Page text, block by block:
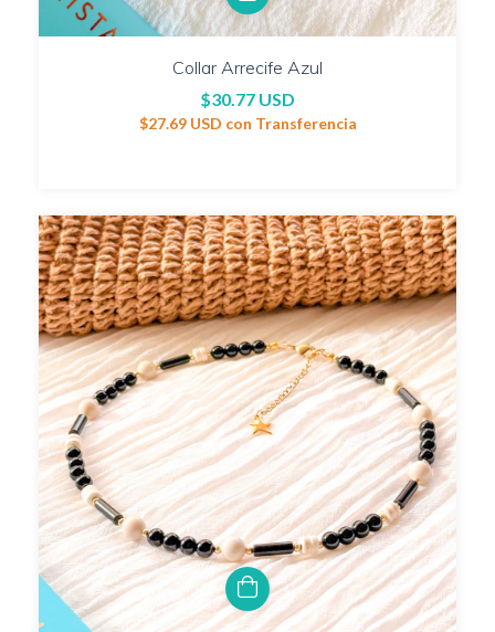
Collar Arrecife Azul
$30.77 USD
$27.69 USD con Transferencia